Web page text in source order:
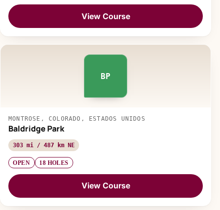
View Course
BP
MONTROSE, COLORADO, ESTADOS UNIDOS
Baldridge Park
303 mi / 487 km NE
OPEN 18 HOLES
View Course